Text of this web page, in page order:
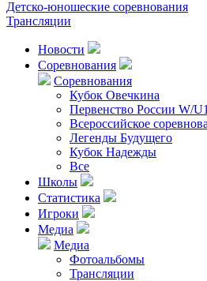
Детско-юношеские соревнования
Трансляции
Новости
Соревнования
Соревнования
Кубок Овечкина
Первенство России W/
Всероссийское
Легенды Будущего
Кубок Надежды
Все
Школы
Статистика
Игроки
Медиа
Медиа
Фотоальбомы
Трансляции